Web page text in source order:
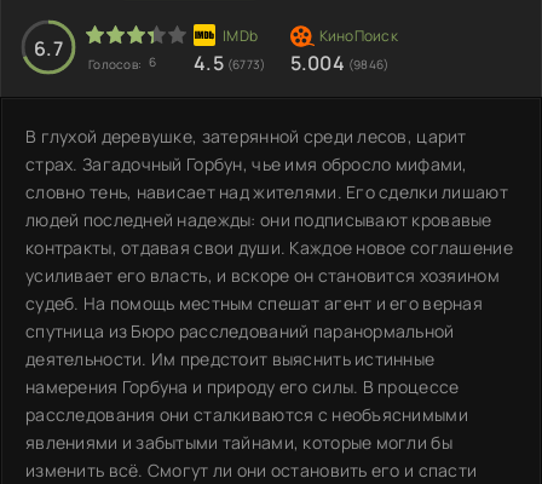
6.7
Голосов: 6 4.5 (6773) 5.004 (9846)
В глухой деревушке, затерянной среди лесов, царит
страх. Загадочный Горбун, чье имя обросло мифами,
словно тень, нависает над жителями. Его сделки лишают
людей последней надежды: они подписывают кровавые
контракты, отдавая свои души. Каждое новое соглашение
усиливает его власть, и вскоре он становится хозяином
судеб. На помощь местным спешат агент и его верная
спутница из Бюро расследований паранормальной
деятельности. Им предстоит выяснить истинные
намерения Горбуна и природу его силы. В процессе
расследования они сталкиваются с необъяснимыми
явлениями и забытыми тайнами, которые могли бы
изменить всё. Смогут ли они остановить его и спасти